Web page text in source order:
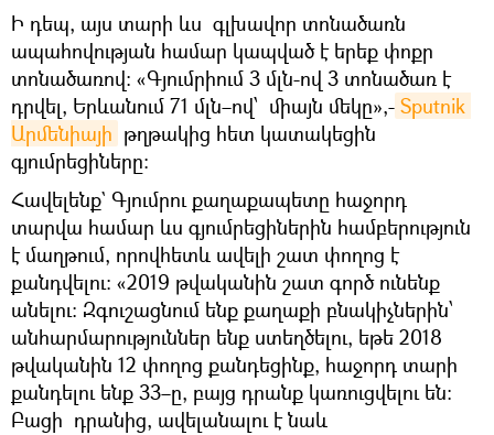
Ի դեպ, այս տարի ևս գլխավոր տոնածառն
ապահովության համար կապված է երեք փոքր
տոնածառով: «Գյումրիում 3 մլն-ով 3 տոնածառ է
դրվել, Երևանում 71 մլն–ով՝ միայն մեկը»,- Sputnik
Արմենիայի թղթակից հետ կատակեցին
գյումրեցիները:
Հավելենք` Գյումրու քաղաքապետը հաջորդ
տարվա համար ևս գյումրեցիներին համբերություն
է մաղթում, որովհետև ավելի շատ փողոց է
քանդվելու: «2019 թվականին շատ գործ ունենք
անելու։ Զգուշացնում ենք քաղաքի բնակիչներին՝
անհարմարություններ ենք ստեղծելու, եթե 2018
թվականին 12 փողոց քանդեցինք, հաջորդ տարի
քանդելու ենք 33–ը, բայց դրանք կառուցվելու են:
Բացի դրանից, ավելանալու է նաև